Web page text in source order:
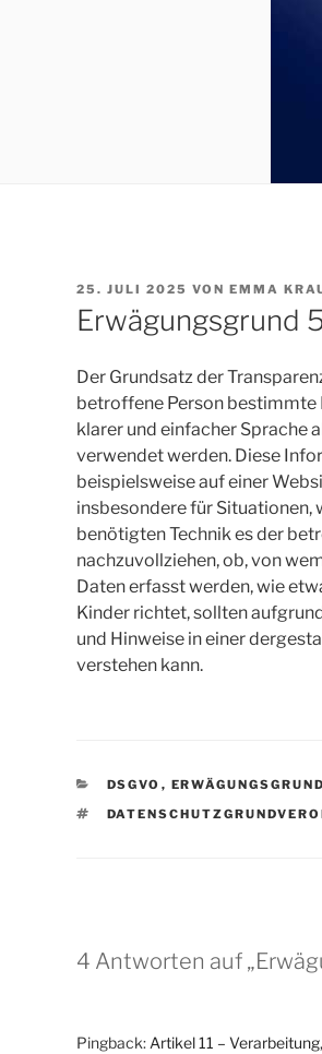
VERÖFFENTLICHT
AM
25. JULI 2025 VON EMMA
Erwägungsgrund
Der Grundsatz der
betroffene Person bestimmte
klarer und einfacher Sprache
verwendet werden. Diese
beispielsweise auf einer
insbesondere für Situationen,
benötigten Technik es der
nachzuvollziehen, ob, von
Daten erfasst werden, wie
Kinder richtet, sollten
und Hinweise in einer
verstehen kann.
KATEGORIEN
DSGVO , ERWÄGUNGSGRUND
SCHLAGWÖRTER
4 Antworten auf
Pingback: Artikel 11 –